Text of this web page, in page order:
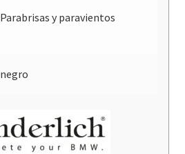
Parabrisas y paravientos
negro